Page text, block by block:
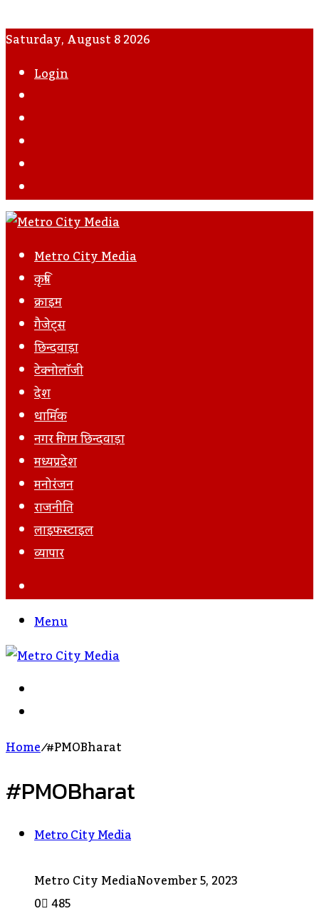
Saturday, August 8 2026
Login
Metro City Media
कृषि
क्राइम
गैजेट्स
छिन्दवाड़ा
टेक्नोलॉजी
देश
धार्मिक
नगर निगम छिन्दवाड़ा
मध्यप्रदेश
मनोरंजन
राजनीति
लाइफस्टाइल
व्यापार
Menu
Home/#PMOBharat
#PMOBharat
Metro City Media
Metro City MediaNovember 5, 2023
0 485